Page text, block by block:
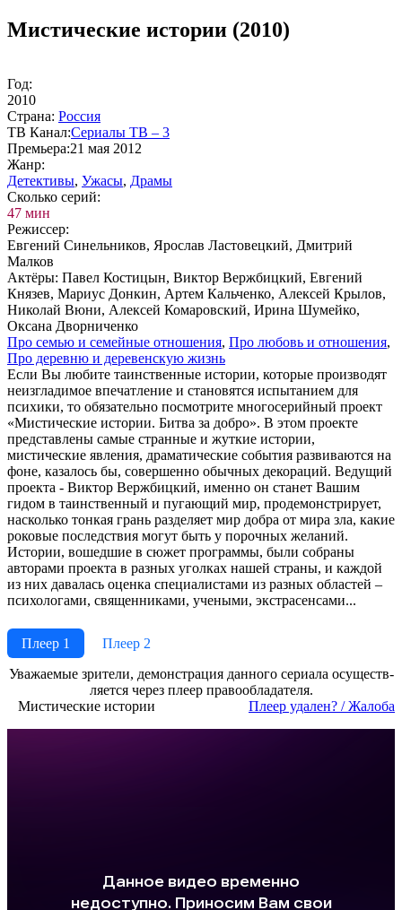
Мистические истории (2010)
Год:
2010
Стра­на: Рос­сия
ТВ Ка­нал:Се­риа­лы ТВ – 3
Пре­мье­ра:21 мая 2012
Жанр:
Де­тек­ти­вы, Ужа­сы, Дра­мы
Сколь­ко се­рий:
47 мин
Ре­жис­сер:
Евгений Синельников, Ярослав Ластовецкий, Дмитрий
Малков
Ак­тё­ры: Павел Костицын, Виктор Вержбицкий, Евгений
Князев, Мариус Донкин, Артем Кальченко, Алексей Крылов,
Николай Вюни, Алексей Комаровский, Ирина Шумейко,
Оксана Дворниченко
Про се­мью и се­мей­ные от­но­ше­ния, Про лю­бовь и от­но­ше­ния,
Про де­рев­ню и де­ре­вен­скую жизнь
Если Вы любите таинственные истории, которые производят
неизгладимое впечатление и становятся испытанием для
психики, то обязательно посмотрите многосерийный проект
«Мистические истории. Битва за добро». В этом проекте
представлены самые странные и жуткие истории,
мистические явления, драматические события развиваются на
фоне, казалось бы, совершенно обычных декораций. Ведущий
проекта - Виктор Вержбицкий, именно он станет Вашим
гидом в таинственный и пугающий мир, продемонстрирует,
насколько тонкая грань разделяет мир добра от мира зла, какие
роковые последствия могут быть у порочных желаний.
Истории, вошедшие в сюжет программы, были собраны
авторами проекта в разных уголках нашей страны, и каждой
из них давалась оценка специалистами из разных областей –
психологами, священниками, учеными, экстрасенсами...
Плеер 1
Плеер 2
Ува­жае­мые зри­те­ли, де­мон­ст­ра­ция дан­но­го се­риа­ла осу­ще­ст­в­
ля­ет­ся че­рез пле­ер пра­во­об­ла­да­те­ля.
Мистические истории
Пле­ер уда­лен? / Жа­ло­ба